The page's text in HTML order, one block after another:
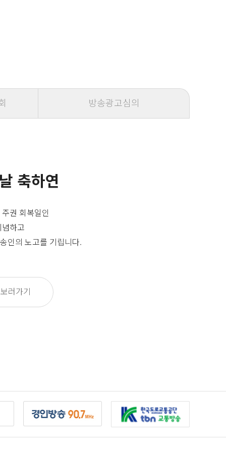
방송광고심의
축하연
권 회복일인
하고
인의 노고를 기립니다.
러가기